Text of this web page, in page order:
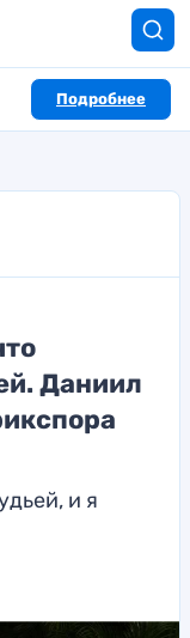
Подробнее
Даниил
и я